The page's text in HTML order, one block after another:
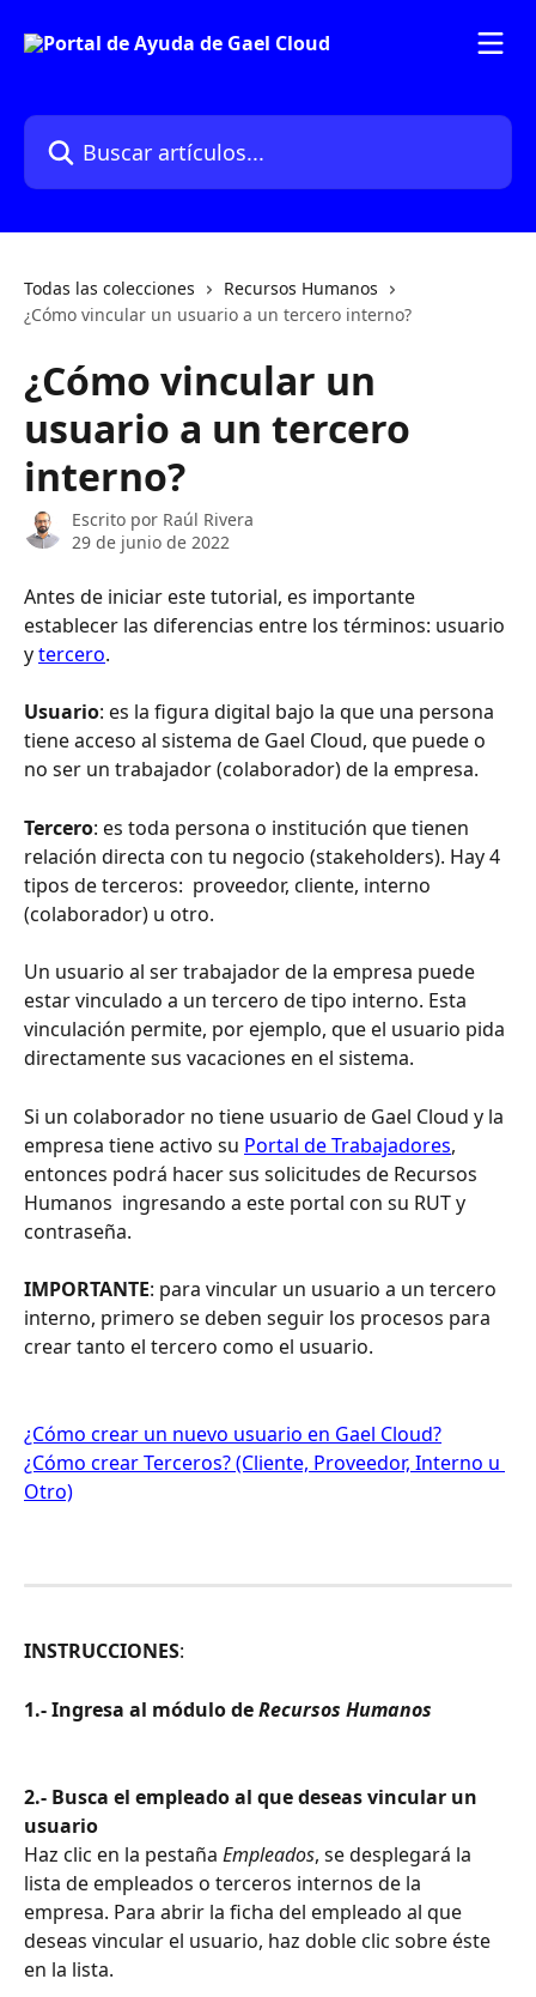
Buscar artículos...
Todas las colecciones
Recursos Humanos
¿Cómo vincular un usuario a un tercero interno?
¿Cómo vincular un
usuario a un tercero
interno?
Escrito por Raúl Rivera
29 de junio de 2022
Antes de iniciar este tutorial, es importante
establecer las diferencias entre los términos: usuario
y tercero.
Usuario: es la figura digital bajo la que una persona
tiene acceso al sistema de Gael Cloud, que puede o
no ser un trabajador (colaborador) de la empresa.
Tercero: es toda persona o institución que tienen
relación directa con tu negocio (stakeholders). Hay 4
tipos de terceros:  proveedor, cliente, interno
(colaborador) u otro.
Un usuario al ser trabajador de la empresa puede
estar vinculado a un tercero de tipo interno. Esta
vinculación permite, por ejemplo, que el usuario pida
directamente sus vacaciones en el sistema.
Si un colaborador no tiene usuario de Gael Cloud y la
empresa tiene activo su Portal de Trabajadores,
entonces podrá hacer sus solicitudes de Recursos
Humanos  ingresando a este portal con su RUT y
contraseña.
IMPORTANTE: para vincular un usuario a un tercero
interno, primero se deben seguir los procesos para
crear tanto el tercero como el usuario.
¿Cómo crear un nuevo usuario en Gael Cloud?
¿Cómo crear Terceros? (Cliente, Proveedor, Interno u
Otro)
INSTRUCCIONES:
1.- Ingresa al módulo de Recursos Humanos
2.- Busca el empleado al que deseas vincular un
usuario
Haz clic en la pestaña Empleados, se desplegará la
lista de empleados o terceros internos de la
empresa. Para abrir la ficha del empleado al que
deseas vincular el usuario, haz doble clic sobre éste
en la lista.